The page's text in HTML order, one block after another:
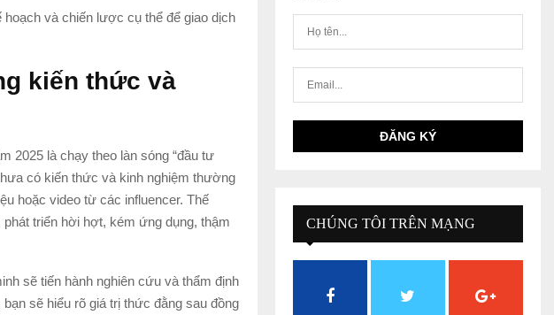
và chiến lược cụ thể để giao dịch
kiến thức và
2025 là chạy theo làn sóng “đầu tư
có kiến thức và kinh nghiệm thường
hoặc video từ các influencer. Thế
triển hời hợt, kém ứng dụng, thậm
sẽ tiến hành nghiên cứu và thẩm định
sẽ hiểu rõ giá trị thức đằng sau đồng
CHÚNG TÔI TRÊN MẠNG
XÃ HỘI